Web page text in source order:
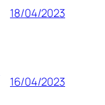
18/04/2023
16/04/2023